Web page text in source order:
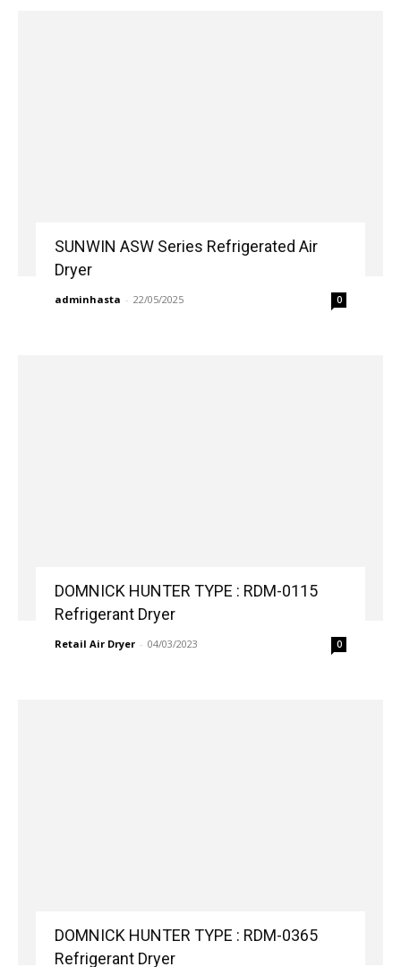
SUNWIN ASW Series Refrigerated Air
Dryer
adminhasta - 22/05/2025 0
DOMNICK HUNTER TYPE : RDM-0115
Refrigerant Dryer
Retail Air Dryer - 04/03/2023 0
DOMNICK HUNTER TYPE : RDM-0365
Refrigerant Dryer